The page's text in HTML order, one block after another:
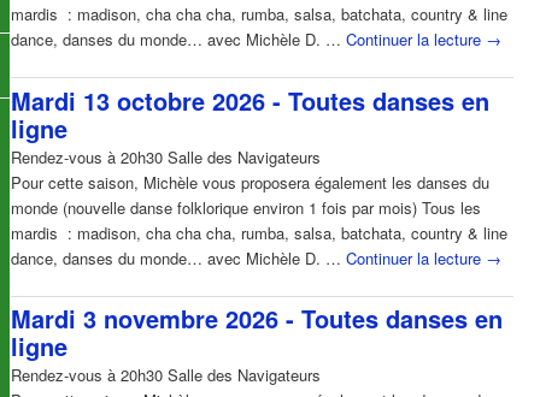
mardis : madison, cha cha cha, rumba, salsa, batchata, country & line
dance, danses du monde… avec Michèle D. … Continuer la lecture →
Mardi 13 octobre 2026 - Toutes danses en
ligne
Rendez-vous à 20h30 Salle des Navigateurs
Pour cette saison, Michèle vous proposera également les danses du
monde (nouvelle danse folklorique environ 1 fois par mois) Tous les
mardis : madison, cha cha cha, rumba, salsa, batchata, country & line
dance, danses du monde… avec Michèle D. … Continuer la lecture →
Mardi 3 novembre 2026 - Toutes danses en
ligne
Rendez-vous à 20h30 Salle des Navigateurs